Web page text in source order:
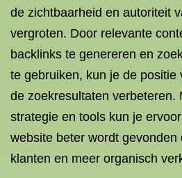
de zichtbaarheid en autoriteit
vergroten. Door relevante
backlinks te genereren en
te gebruiken, kun je de positie
de zoekresultaten verbeteren.
strategie en tools kun je
website beter wordt gevonden
klanten en meer organisch